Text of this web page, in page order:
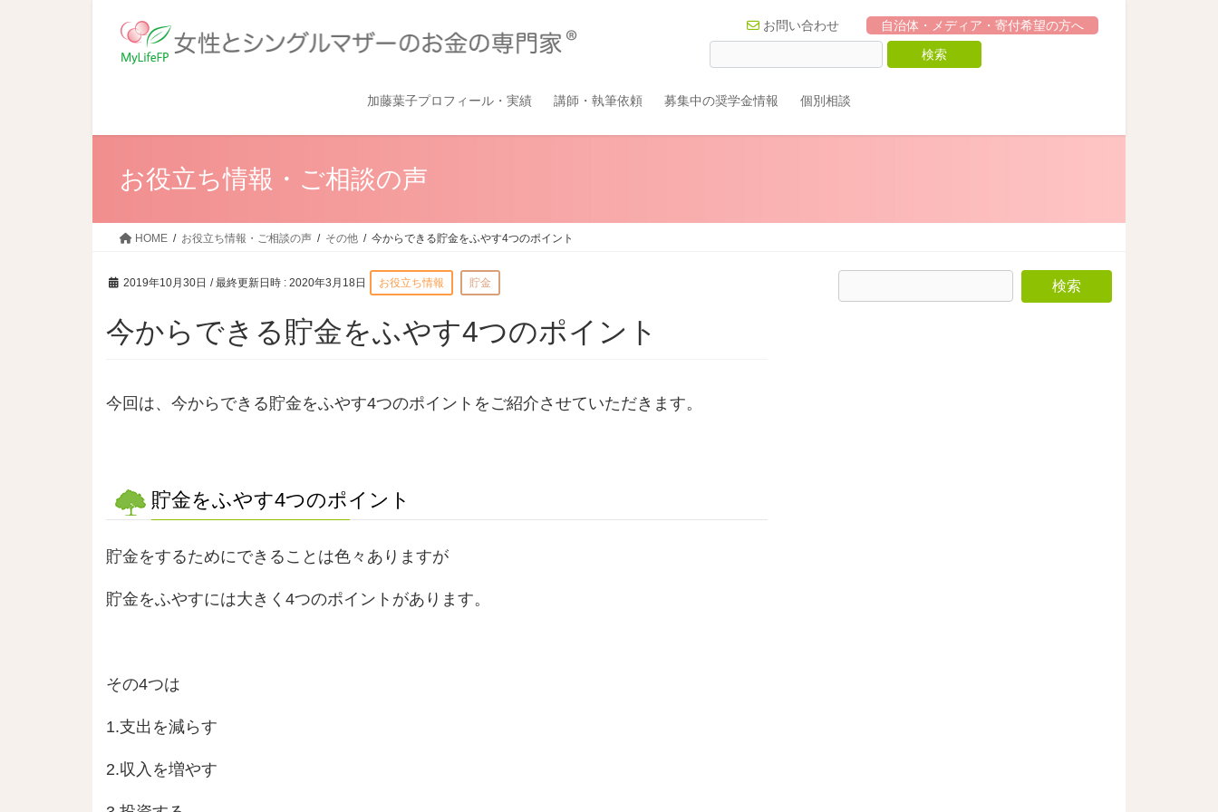
お問い合わせ 自治体・メディア・寄付希望の方へ
加藤葉子プロフィール・実績 講師・執筆依頼 募集中の奨学金情報 個別相談
お役立ち情報・ご相談の声
HOME お役立ち情報・ご相談の声 その他 今からできる貯金をふやす4つのポイント
2019年10月30日 / 最終更新日時 : 2020年3月18日 お役立ち情報 貯金
今からできる貯金をふやす4つのポイント
今回は、今からできる貯金をふやす4つのポイントをご紹介させていただきます。
貯金をふやす4つのポイント
貯金をするためにできることは色々ありますが
貯金をふやすには大きく4つのポイントがあります。
その4つは
1.支出を減らす
2.収入を増やす